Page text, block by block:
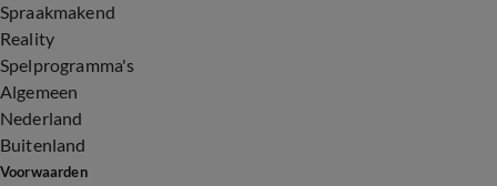
Spraakmakend
Reality
Spelprogramma's
Algemeen
Nederland
Buitenland
Voorwaarden